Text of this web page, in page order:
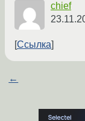
chief
Ссылка
←